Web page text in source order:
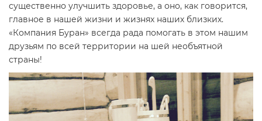
существенно улучшить здоровье, а оно, как говорится,
главное в нашей жизни и жизнях наших близких.
«Компания Буран» всегда рада помогать в этом нашим
друзьям по всей территории на шей необъятной
страны!